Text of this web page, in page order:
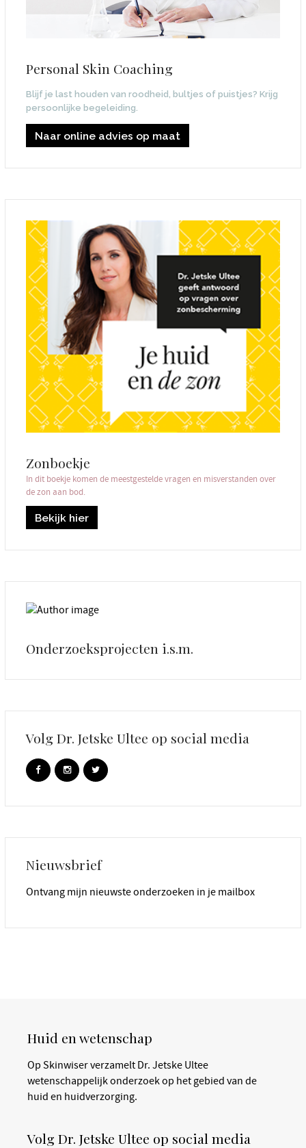
Personal Skin Coaching
Blijf je last houden van roodheid, bultjes of puistjes? Krijg
persoonlijke begeleiding.
Naar online advies op maat
Zonboekje
In dit boekje komen de meestgestelde vragen en misverstanden over
de zon aan bod.
Bekijk hier
Onderzoeksprojecten i.s.m.
Volg Dr. Jetske Ultee op social media
Nieuwsbrief
Ontvang mijn nieuwste onderzoeken in je mailbox
Huid en wetenschap
Op Skinwiser verzamelt Dr. Jetske Ultee
wetenschappelijk onderzoek op het gebied van de
huid en huidverzorging.
Volg Dr. Jetske Ultee op social media